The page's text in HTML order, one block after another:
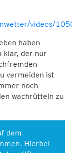
videos/
haben
klar, der nur
vermeiden ist
noch
wachrütteln zu
dem
Hierbei